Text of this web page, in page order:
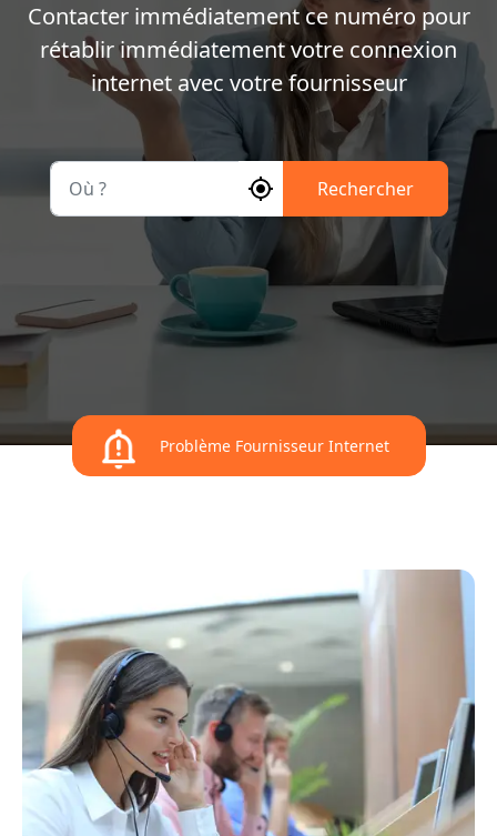
Contacter immédiatement ce numéro pour
rétablir immédiatement votre connexion
internet avec votre fournisseur
Rechercher
Problème Fournisseur Internet